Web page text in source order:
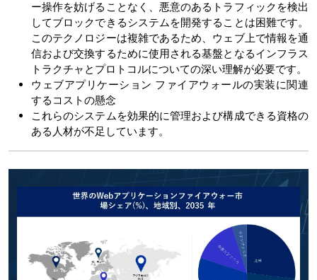
ー操作を妨げることなく、悪意のあるトラフィックを検出
してブロックできるシステムを開発することは困難です。
このテクノロジーは複雑であるため、ウェブ上で情報を通
信および交換するために使用される基盤となるインフラス
トラクチャとプロトコルについての深い理解が必要です。
ウェブアプリケーション ファイアウォールの実装に関連
するコストの懸念
これらのシステムを効果的に管理および構成できる資格の
ある人材が不足しています。